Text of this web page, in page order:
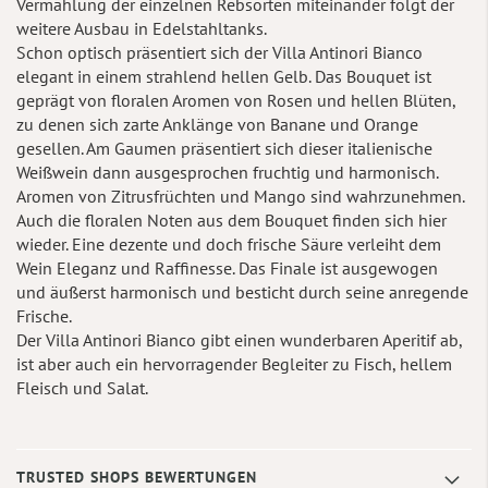
weitere Ausbau in Edelstahltanks.
Schon optisch präsentiert sich der Villa Antinori Bianco
elegant in einem strahlend hellen Gelb. Das Bouquet ist
geprägt von floralen Aromen von Rosen und hellen Blüten,
zu denen sich zarte Anklänge von Banane und Orange
gesellen. Am Gaumen präsentiert sich dieser italienische
Weißwein dann ausgesprochen fruchtig und harmonisch.
Aromen von Zitrusfrüchten und Mango sind wahrzunehmen.
Auch die floralen Noten aus dem Bouquet finden sich hier
wieder. Eine dezente und doch frische Säure verleiht dem
Wein Eleganz und Raffinesse. Das Finale ist ausgewogen
und äußerst harmonisch und besticht durch seine anregende
Frische.
Der Villa Antinori Bianco gibt einen wunderbaren Aperitif ab,
ist aber auch ein hervorragender Begleiter zu Fisch, hellem
Fleisch und Salat.
TRUSTED SHOPS BEWERTUNGEN